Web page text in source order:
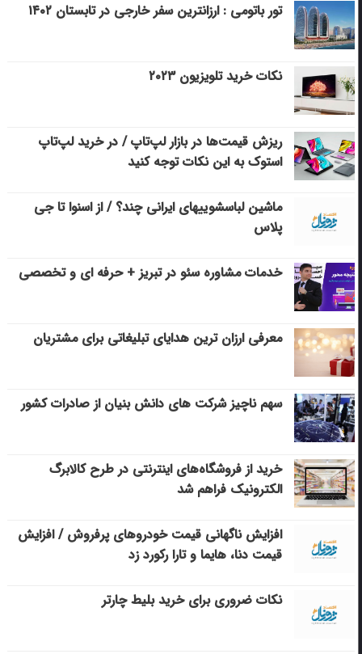
تور باتومی : ارزانترین سفر خارجی در تابستان ۱۴۰۲
نکات خرید تلویزیون ۲۰۲۳
ریزش قیمت‌ها در بازار لپ‌تاپ / در خرید لپ‌تاپ
استوک به این نکات توجه کنید
ماشین لباسشویی‎های ایرانی چند؟ / از اسنوا تا جی
پلاس
خدمات مشاوره سئو در تبریز + حرفه ای و تخصصی
معرفی ارزان ترین هدایای تبلیغاتی برای مشتریان
سهم ناچیز شرکت های دانش بنیان از صادرات کشور
خرید از فروشگاه‌های اینترنتی در طرح کالابرگ
الکترونیک فراهم شد
افزایش ناگهانی قیمت خودروهای پرفروش / افزایش
قیمت دنا، هایما و تارا رکورد زد
نکات ضروری برای خرید بلیط چارتر